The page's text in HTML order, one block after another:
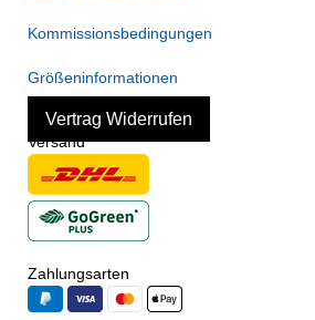
Kommissionsbedingungen
Größeninformationen
Vertrag Widerrufen
Versand
Zahlungsarten